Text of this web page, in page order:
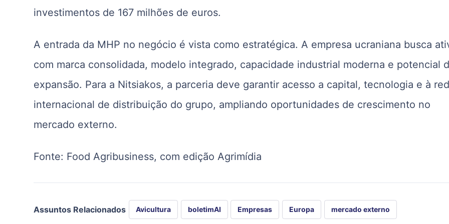
investimentos de 167 milhões de euros.
A entrada da MHP no negócio é vista como estratégica. A empresa ucraniana busca
com marca consolidada, modelo integrado, capacidade industrial moderna e potencial
expansão. Para a Nitsiakos, a parceria deve garantir acesso a capital, tecnologia e à
internacional de distribuição do grupo, ampliando oportunidades de crescimento no
mercado externo.
Fonte: Food Agribusiness, com edição Agrimídia
Assuntos Relacionados Avicultura boletimAI Empresas Europa mercado externo